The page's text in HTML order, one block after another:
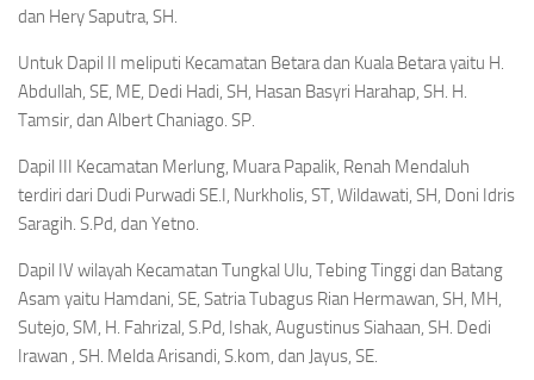
dan Hery Saputra, SH.
Untuk Dapil II meliputi Kecamatan Betara dan Kuala Betara yaitu H.
Abdullah, SE, ME, Dedi Hadi, SH, Hasan Basyri Harahap, SH. H.
Tamsir, dan Albert Chaniago. SP.
Dapil III Kecamatan Merlung, Muara Papalik, Renah Mendaluh
terdiri dari Dudi Purwadi SE.I, Nurkholis, ST, Wildawati, SH, Doni Idris
Saragih. S.Pd, dan Yetno.
Dapil IV wilayah Kecamatan Tungkal Ulu, Tebing Tinggi dan Batang
Asam yaitu Hamdani, SE, Satria Tubagus Rian Hermawan, SH, MH,
Sutejo, SM, H. Fahrizal, S.Pd, Ishak, Augustinus Siahaan, SH. Dedi
Irawan , SH. Melda Arisandi, S.kom, dan Jayus, SE.